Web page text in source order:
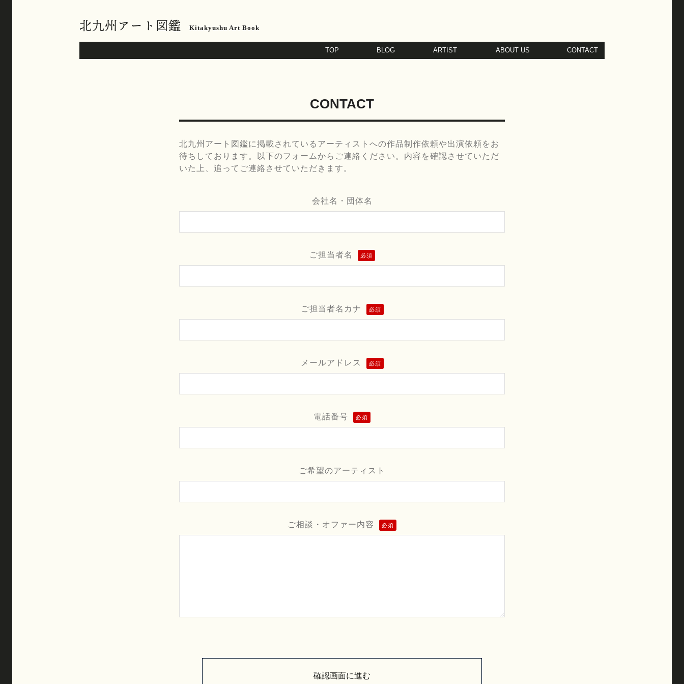
北九州アート図鑑 Kitakyushu Art Book
TOP BLOG ARTIST ABOUT US CONTACT
CONTACT
北九州アート図鑑に掲載されているアーティストへの作品制作依頼や出演依頼をお
待ちしております。以下のフォームからご連絡ください。内容を確認させていただ
いた上、追ってご連絡させていただきます。
会社名・団体名
ご担当者名 必須
ご担当者名カナ 必須
メールアドレス 必須
電話番号 必須
ご希望のアーティスト
ご相談・オファー内容 必須